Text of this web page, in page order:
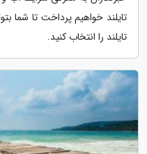
تایلند خواهیم پرداخت تا شما
تایلند را انتخاب کنید.